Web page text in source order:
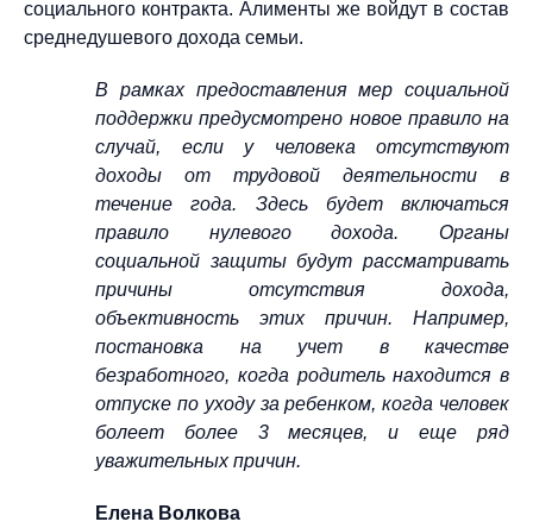
социального контракта. Алименты же войдут в состав
среднедушевого дохода семьи.
В рамках предоставления мер социальной
поддержки предусмотрено новое правило на
случай, если у человека отсутствуют
доходы от трудовой деятельности в
течение года. Здесь будет включаться
правило нулевого дохода. Органы
социальной защиты будут рассматривать
причины отсутствия дохода,
объективность этих причин. Например,
постановка на учет в качестве
безработного, когда родитель находится в
отпуске по уходу за ребенком, когда человек
болеет более 3 месяцев, и еще ряд
уважительных причин.
Елена Волкова